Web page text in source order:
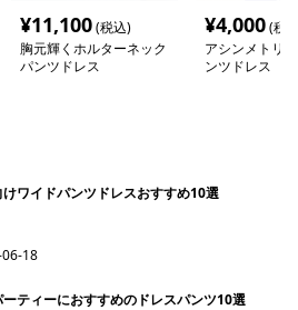
¥11,100(税込)
胸元輝くホルターネック
パンツドレス
¥4,000(税
アシンメトリ
ンツドレス
ワイドパンツドレスおすすめ10選
18
ティーにおすすめのドレスパンツ10選